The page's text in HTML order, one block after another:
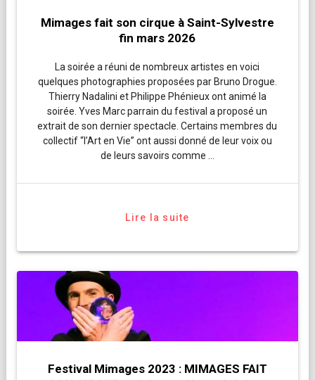
Mimages fait son cirque à Saint-Sylvestre
fin mars 2026
La soirée a réuni de nombreux artistes en voici
quelques photographies proposées par Bruno Drogue.
Thierry Nadalini et Philippe Phénieux ont animé la
soirée. Yves Marc parrain du festival a proposé un
extrait de son dernier spectacle. Certains membres du
collectif “l’Art en Vie” ont aussi donné de leur voix ou
de leurs savoirs comme …
Lire la suite
Festival Mimages 2023 : MIMAGES FAIT